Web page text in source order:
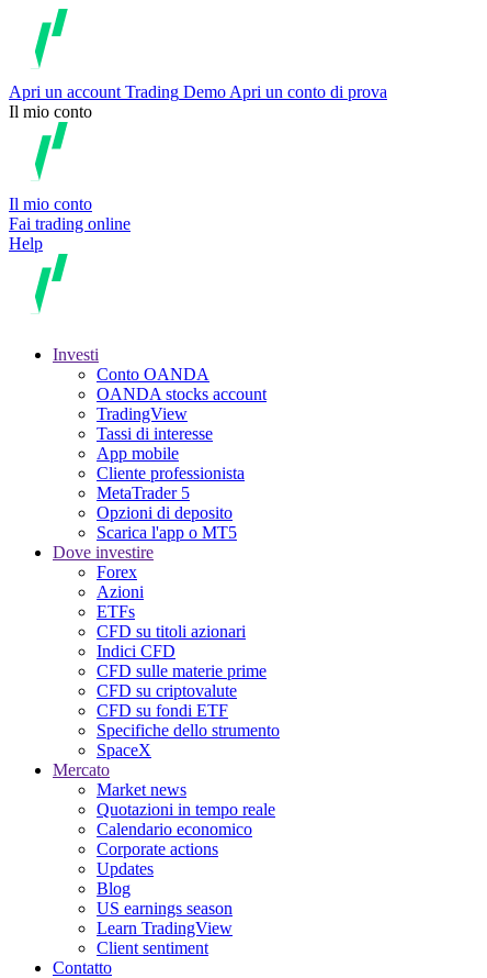
Apri un account Trading Demo Apri un conto di prova
Il mio conto
Il mio conto
Fai trading online
Help
Investi
Conto OANDA
OANDA stocks account
TradingView
Tassi di interesse
App mobile
Cliente professionista
MetaTrader 5
Opzioni di deposito
Scarica l'app o MT5
Dove investire
Forex
Azioni
ETFs
CFD su titoli azionari
Indici CFD
CFD sulle materie prime
CFD su criptovalute
CFD su fondi ETF
Specifiche dello strumento
SpaceX
Mercato
Market news
Quotazioni in tempo reale
Calendario economico
Corporate actions
Updates
Blog
US earnings season
Learn TradingView
Client sentiment
Contatto